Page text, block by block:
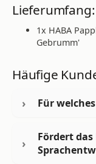
Lieferumfang:
1x HABA
Gebrumm'
Häufige
Für
Fördert das